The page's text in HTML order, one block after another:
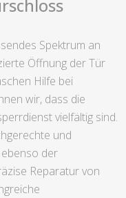
Spektrum an
Öffnung der Tür
Hilfe bei
wir, dass die
vielfältig sind.
und
der
Reparatur von